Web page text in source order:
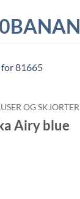
OG SKJORTER
Airy blue